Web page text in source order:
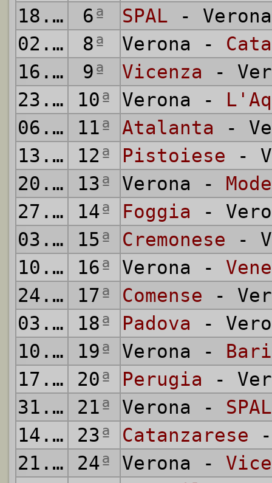
18.11.1934
6ª SPAL - Verona
02.12.1934
8ª Verona -
16.12.1934
9ª Vicenza -
23.12.1934
10ª Verona -
06.01.1935
11ª Atalanta -
13.01.1935
12ª Pistoiese -
20.01.1935
13ª Verona -
27.01.1935
14ª Foggia -
03.02.1935
15ª Cremonese -
10.02.1935
16ª Verona -
24.02.1935
17ª Comense -
03.03.1935
18ª Padova -
10.03.1935
19ª Verona - Bari
17.03.1935
20ª Perugia -
31.03.1935
21ª Verona - SPAL
14.04.1935
23ª Catanzarese -
21.04.1935
24ª Verona -